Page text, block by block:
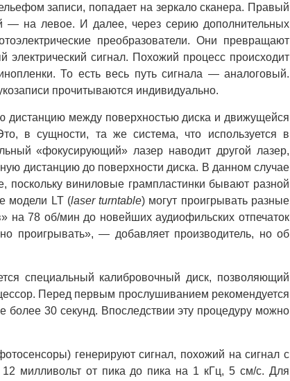
записи, попадает на зеркало сканера. Правый
— на левое. И далее, через серию дополнительных
преобразователи. Они превращают
сигнал. Похожий процесс происходит
То есть весь путь сигнала — аналоговый.
прочитываются индивидуально.
дистанцию между поверхностью диска и движущейся
в сущности, та же система, что используется в
«фокусирующий» лазер наводит другой лазер,
дистанцию до поверхности диска. В данном случае
поскольку виниловые грампластинки бывают разной
модели LT (laser turntable) могут проигрывать разные
на 78 об/мин до новейших аудиофильских отпечаток
проигрывать», — добавляет производитель, но об
специальный калибровочный диск, позволяющий
Перед первым прослушиванием рекомендуется
более 30 секунд. Впоследствии эту процедуру можно
генерируют сигнал, похожий на сигнал с
милливольт от пика до пика на 1 кГц, 5 см/с. Для